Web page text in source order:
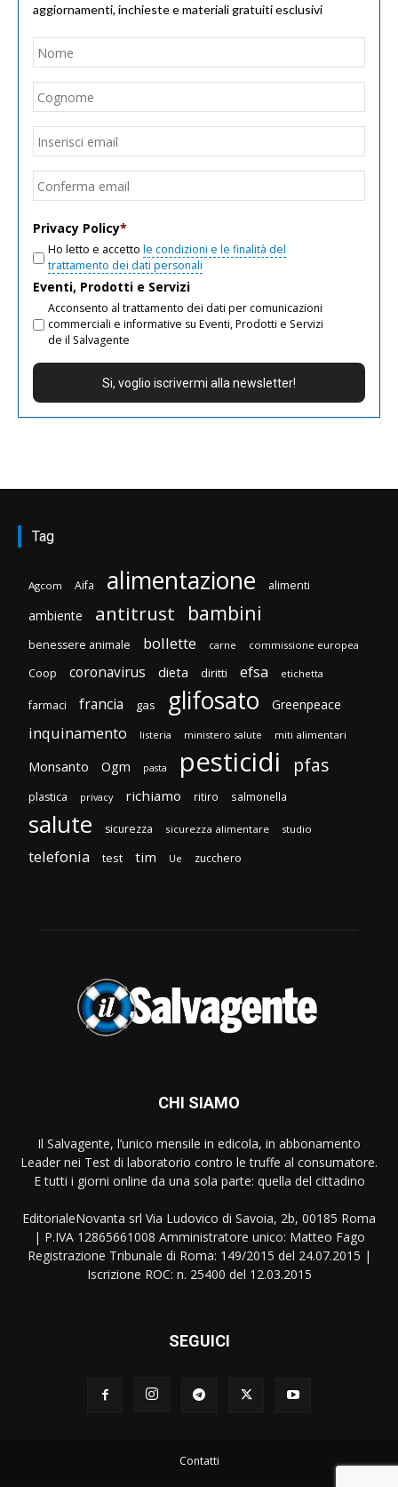
aggiornamenti, inchieste e materiali gratuiti esclusivi
Nome
Email
Privacy Policy*
Ho letto e accetto le condizioni e le finalità del
trattamento dei dati personali
Eventi, Prodotti e Servizi
Acconsento al trattamento dei dati per comunicazioni
commerciali e informative su Eventi, Prodotti e Servizi
de il Salvagente
Tag
Agcom Aifa alimentazione alimenti
ambiente antitrust bambini
benessere animale bollette carne commissione europea
Coop coronavirus dieta diritti efsa etichetta
farmaci francia gas glifosato Greenpeace
inquinamento listeria ministero salute miti alimentari
Monsanto Ogm pasta pesticidi pfas
plastica privacy richiamo ritiro salmonella
salute sicurezza sicurezza alimentare studio
telefonia test tim Ue zucchero
CHI SIAMO
Il Salvagente, l’unico mensile in edicola, in abbonamento
Leader nei Test di laboratorio contro le truffe al consumatore.
E tutti i giorni online da una sola parte: quella del cittadino
EditorialeNovanta srl Via Ludovico di Savoia, 2b, 00185 Roma
| P.IVA 12865661008 Amministratore unico: Matteo Fago
Registrazione Tribunale di Roma: 149/2015 del 24.07.2015 |
Iscrizione ROC: n. 25400 del 12.03.2015
SEGUICI
Contatti